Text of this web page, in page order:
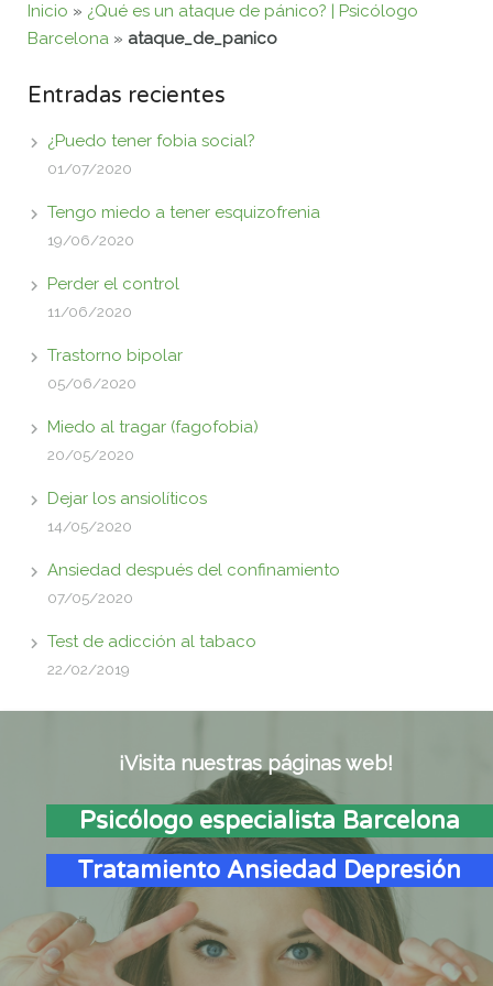
Inicio » ¿Qué es un ataque de pánico? | Psicólogo
Barcelona » ataque_de_panico
Entradas recientes
¿Puedo tener fobia social?
01/07/2020
Tengo miedo a tener esquizofrenia
19/06/2020
Perder el control
11/06/2020
Trastorno bipolar
05/06/2020
Miedo al tragar (fagofobia)
20/05/2020
Dejar los ansiolíticos
14/05/2020
Ansiedad después del confinamiento
07/05/2020
Test de adicción al tabaco
22/02/2019
¡Visita nuestras páginas web!
Psicólogo especialista Barcelona
Tratamiento Ansiedad Depresión